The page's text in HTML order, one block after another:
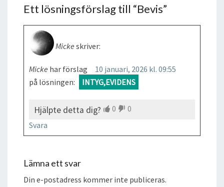
Ett lösningsförslag till “Bevis”
Micke skriver:
10 januari, 2026 kl. 09:55
Micke har förslag
på lösningen:
INTYG,EVIDENS
Hjälpte detta dig? 0
0
Svara
Lämna ett svar
Din e-postadress kommer inte publiceras.